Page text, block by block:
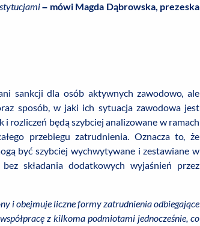
– mówi Magda Dąbrowska, prezeska
sankcji dla osób aktywnych zawodowo, ale
sposób, w jaki ich sytuacja zawodowa jest
i rozliczeń będą szybciej analizowane w ramach
przebiegu zatrudnienia. Oznacza to, że
być szybciej wychwytywane i zestawiane w
składania dodatkowych wyjaśnień przez
i obejmuje liczne formy zatrudnienia odbiegające
z kilkoma podmiotami jednocześnie, co